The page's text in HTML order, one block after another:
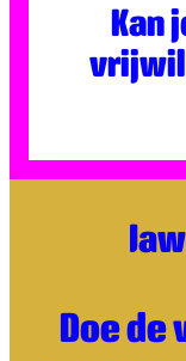
Kan
Doe